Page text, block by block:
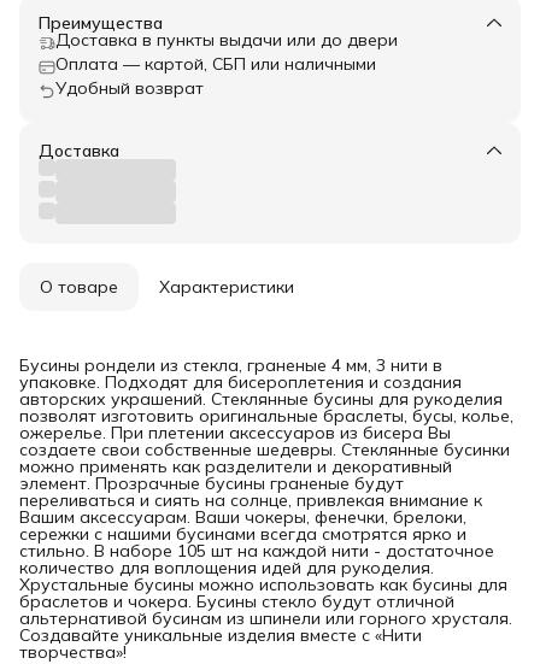
Преимущества
Доставка в пункты выдачи или до двери
Оплата — картой, СБП или наличными
Удобный возврат
Доставка
О товаре Характеристики
Бусины рондели из стекла, граненые 4 мм, 3 нити в
упаковке. Подходят для бисероплетения и создания
авторских украшений. Стеклянные бусины для рукоделия
позволят изготовить оригинальные браслеты, бусы, колье,
ожерелье. При плетении аксессуаров из бисера Вы
создаете свои собственные шедевры. Стеклянные бусинки
можно применять как разделители и декоративный
элемент. Прозрачные бусины граненые будут
переливаться и сиять на солнце, привлекая внимание к
Вашим аксессуарам. Ваши чокеры, фенечки, брелоки,
сережки с нашими бусинами всегда смотрятся ярко и
стильно. В наборе 105 шт на каждой нити - достаточное
количество для воплощения идей для рукоделия.
Хрустальные бусины можно использовать как бусины для
браслетов и чокера. Бусины стекло будут отличной
альтернативой бусинам из шпинели или горного хрусталя.
Создавайте уникальные изделия вместе с «Нити
творчества»!